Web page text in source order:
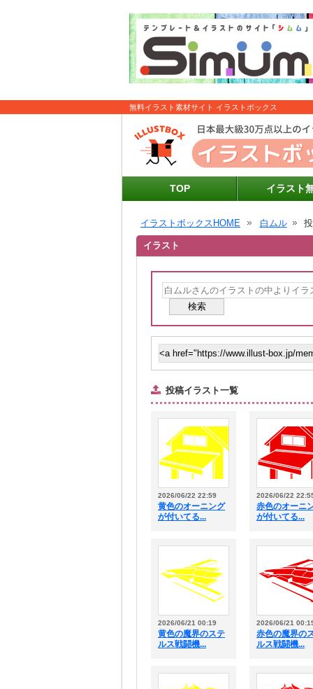
無料イラスト素材サイト イラストボックス
TOP イラスト
イラストボックスHOME 白ムル
イラスト
投稿イラスト一覧
2026/06/22 22:59
黄色のオーニング
が付いてる...
2026/06/22
赤色のオーニ
が付いてる...
2026/06/21 00:19
黄色の魔界のステ
ルス戦闘機...
2026/06/21
赤色の魔界の
ルス戦闘機...